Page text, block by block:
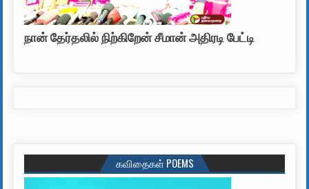
நான் தேர்தலில் நிற்கிறேன் சீமான் அதிரடி பேட்டி
கவிதைகள் POEMS